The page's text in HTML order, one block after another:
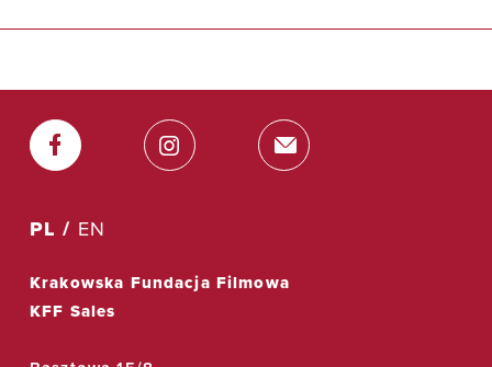
PL / EN
Krakowska Fundacja Filmowa
KFF Sales